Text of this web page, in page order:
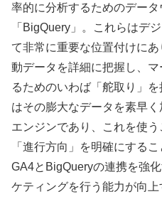
率的に分析するためのデータ
「BigQuery」。これらはデ
て非常に重要な位置付けに
動データを詳細に把握し、
るためのいわば「舵取り」
はその膨大なデータを素早
エンジンであり、これを使
「進行方向」を明確にする
GA4とBigQueryの連携を強
ケティングを行う能力が向